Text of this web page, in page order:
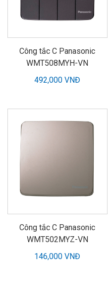
Công tắc C Panasonic
WMT508MYH-VN
492,000 VNĐ
Công tắc C Panasonic
WMT502MYZ-VN
146,000 VNĐ